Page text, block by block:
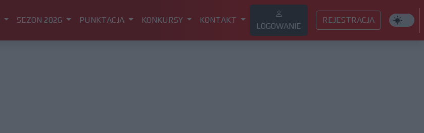
SEZON 2026 PUNKTACJA KONKURSY KONTAKT
LOGOWANIE
REJESTRACJA